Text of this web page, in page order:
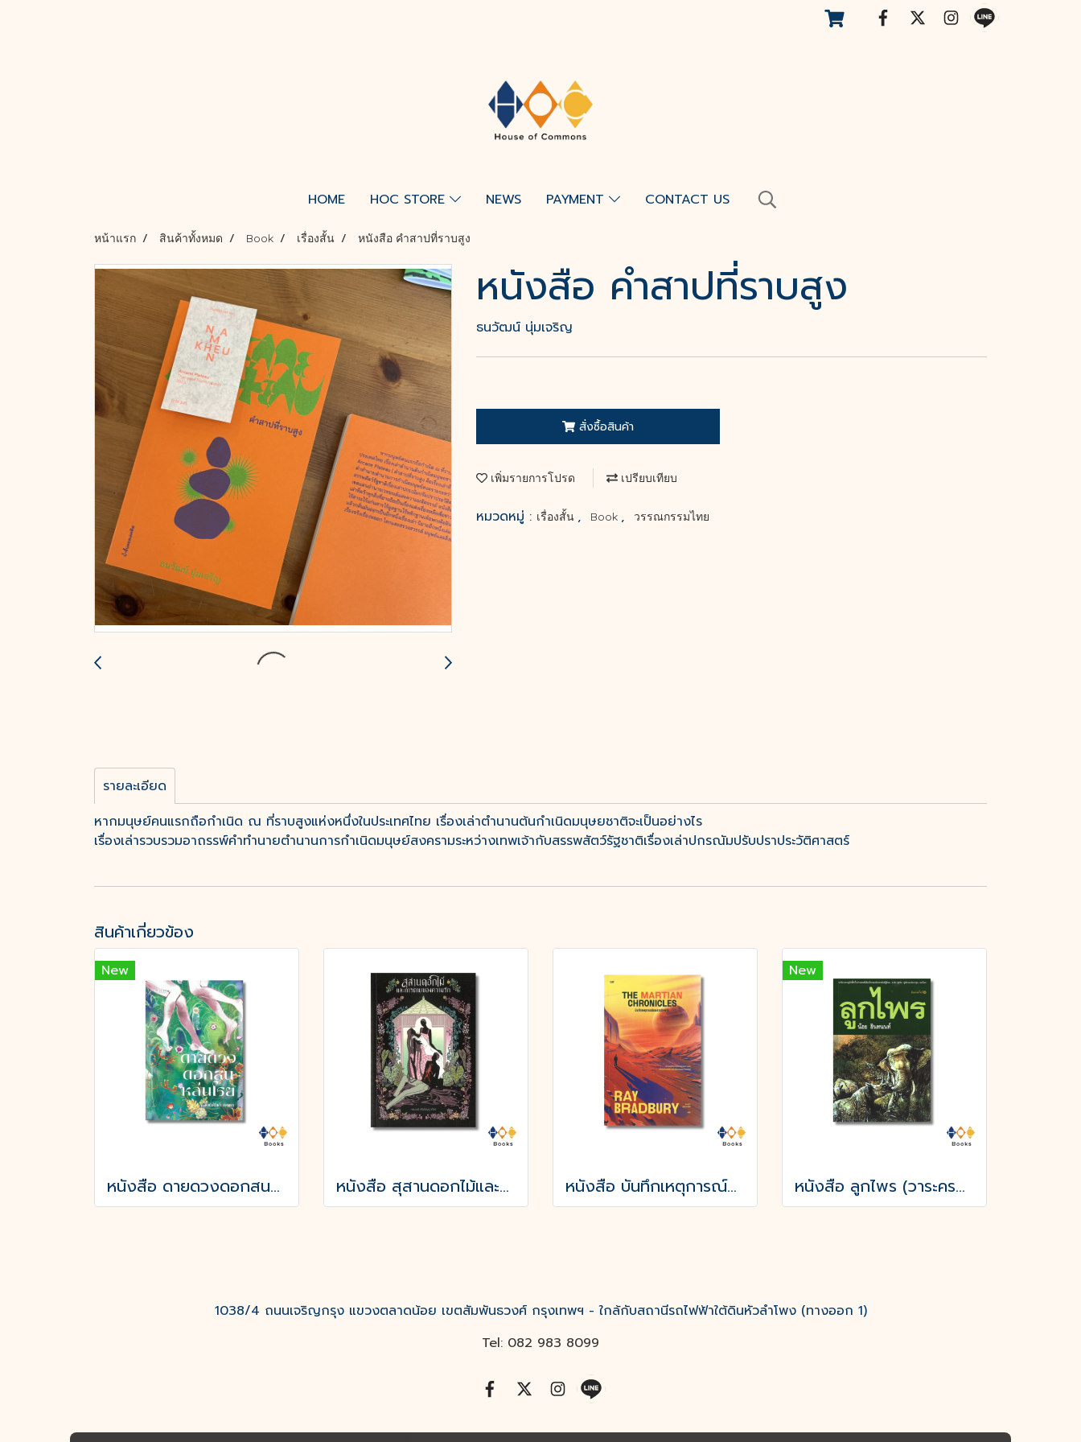
HOME HOC STORE NEWS PAYMENT CONTACT US
หน้าแรก สินค้าทั้งหมด Book เรื่องสั้น หนังสือ คำสาปที่ราบสูง
หนังสือ คำสาปที่ราบสูง
ธนวัฒน์ นุ่มเจริญ
สั่งซื้อสินค้า
เพิ่มรายการโปรด เปรียบเทียบ
หมวดหมู่ : เรื่องสั้น , Book , วรรณกรรมไทย
รายละเอียด
หากมนุษย์คนแรกถือกำเนิด ณ ที่ราบสูงแห่งหนึ่งในประเทศไทย เรื่องเล่าตำนานต้นกำเนิดมนุษยชาติจะเป็นอย่างไร
เรื่องเล่ารวบรวมอาถรรพ์คำทำนายตำนานการกำเนิดมนุษย์สงครามระหว่างเทพเจ้ากับสรรพสัตว์รัฐชาติเรื่องเล่าปกรณัมปรับปราประวัติศาสตร์
สินค้าเกี่ยวข้อง
New
หนังสือ ดายดวงดอกสนหล่นโรย หนังสือ สุสานดอกไม้และการตายของความรัก หนังสือ บันทึกเหตุการณ์บนดาวอังคาร THE MARTIAN CHRONICLES
New
หนังสือ ลูกไพร (วาระครบรอบ 120 ปีชาตกาลมาลัย ชูพินิจ)
1038/4 ถนนเจริญกรุง แขวงตลาดน้อย เขตสัมพันธวงศ์ กรุงเทพฯ - ใกล้กับสถานีรถไฟฟ้าใต้ดินหัวลำโพง (ทางออก 1)
Tel: 082 983 8099